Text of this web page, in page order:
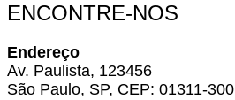
ENCONTRE-NOS
Endereço
Av. Paulista, 123456
São Paulo, SP, CEP: 01311-300